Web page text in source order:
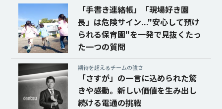
「手書き連絡帳」「現場好き園
長」は危険サイン..."安心して預け
られる保育園"を一発で見抜くたっ
た一つの質問
期待を超えるチームの強さ
「さすが」の一言に込められた驚
きや感動。新しい価値を生み出し
続ける電通の挑戦